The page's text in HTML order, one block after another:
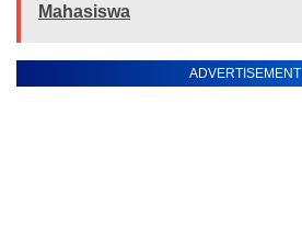
Mahasiswa
ADVERTISEMENT